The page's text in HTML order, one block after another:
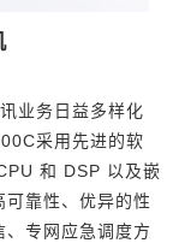
业务日益多样化
采用先进的软
和 DSP 以及嵌
靠性、优异的性
专网应急调度方